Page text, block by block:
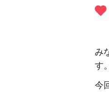
み
す。
今